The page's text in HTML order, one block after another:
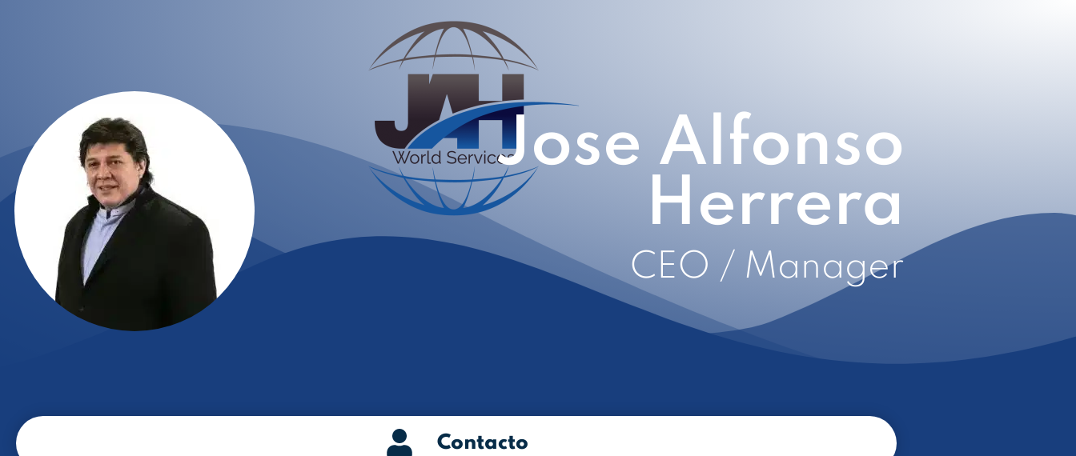
Jose Alfonso
Herrera
CEO / Manager
Contacto